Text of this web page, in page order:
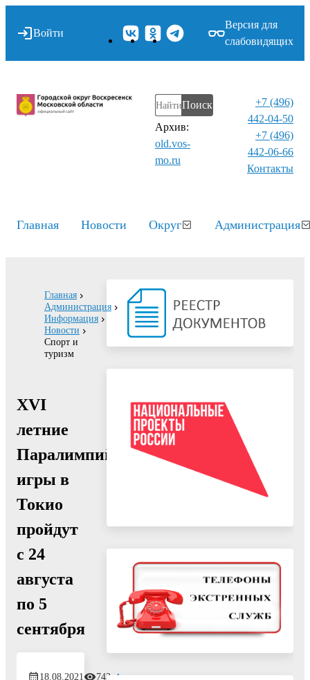
Войти
Версия для
слабовидящих
Поиск
Архив:
old.vos-
mo.ru
+7 (496)
442-04-50
+7 (496)
442-06-66
Контакты⁠
Главная Новости Округ Администрация
Главная
Администрация
Информация
Новости
Спорт и
туризм
XVI
летние
Паралимпийские
игры в
Токио
пройдут
с 24
августа
по 5
сентября
18.08.2021 743